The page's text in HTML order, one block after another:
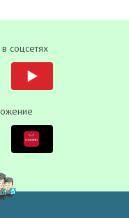
соцсетях